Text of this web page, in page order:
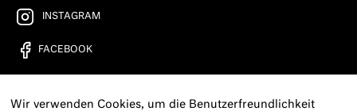
INSTAGRAM
FACEBOOK
Wir verwenden Cookies, um die Benutzerfreundlichkeit